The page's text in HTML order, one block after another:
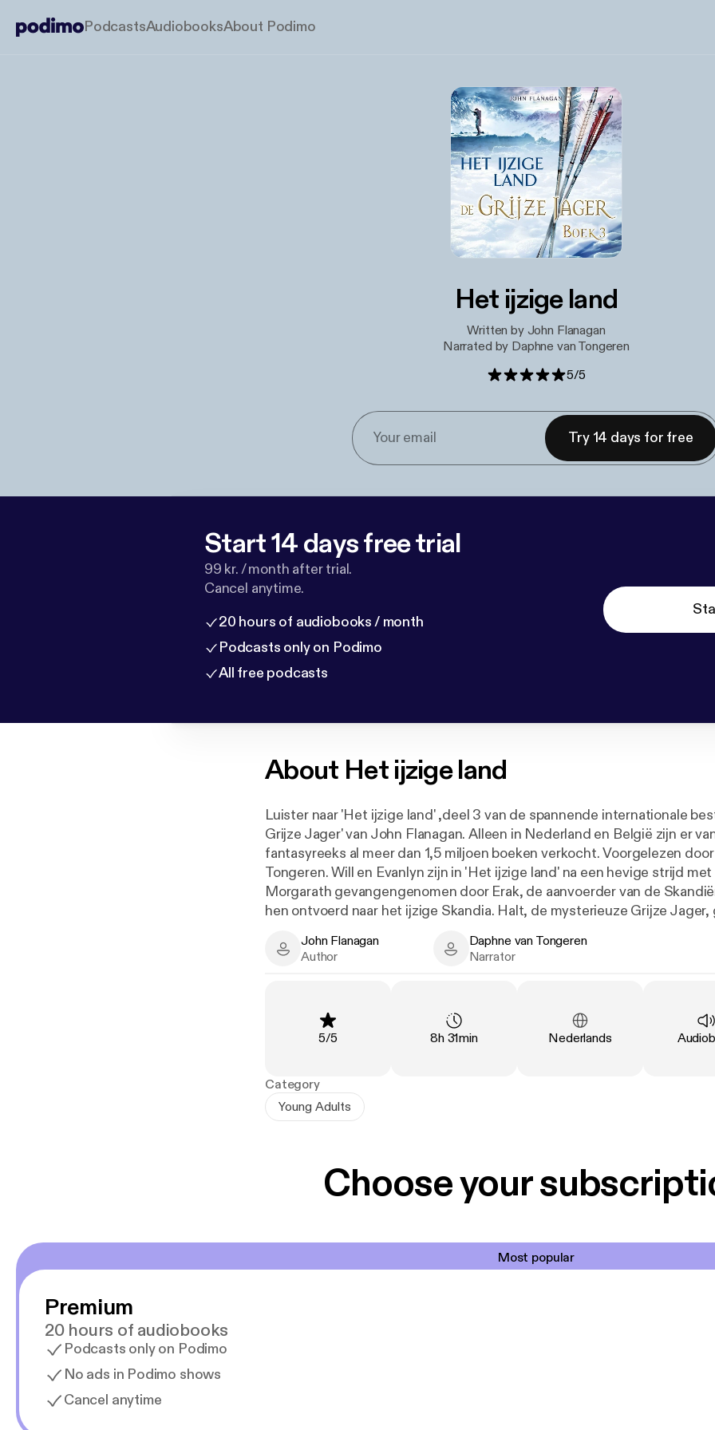
PodcastsAudiobooksAbout Podimo
Het ijzige land
Written by John Flanagan
Narrated by Daphne van Tongeren
5/5
Try 14 days for free
Start 14 days free trial
99 kr. / month after trial.
Cancel anytime.
20 hours of audiobooks / month
Podcasts only on Podimo
All free podcasts
About Het ijzige land
Luister naar 'Het ijzige land' ,deel 3 van de spannende internationale
Grijze Jager' van John Flanagan. Alleen in Nederland en België zijn er
fantasyreeks al meer dan 1,5 miljoen boeken verkocht. Voorgelezen
Tongeren. Will en Evanlyn zijn in 'Het ijzige land' na een hevige strijd met hun vijand
Morgarath gevangengenomen door Erak, de aanvoerder van de
hen ontvoerd naar het ijzige Skandia. Halt, de mysterieuze Grijze Jager,
gevaarlijke missie wordt hij vergezeld door Arnaut, Wills beste vriend.
John Flanagan - Author
John Flanagan
Author
Daphne van Tongeren - Narrator
Daphne van Tongeren
Narrator
Rating
5/5 Duration:
8h 31min Language:
Nederlands Type:
Category
Young Adults
Choose your
Most popular
Premium
20 hours of audiobooks
Podcasts only on Podimo
No ads in Podimo shows
Cancel anytime